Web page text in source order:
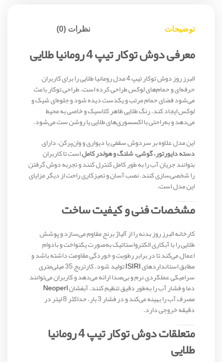
توضیحات نظرات (0)
معرفی دوش توکار تیپ 4 رومانیا طلایی
البرز روز دوش توکار تیپ 4 مدل رومانیا طلایی را برای کاربران
حرفه‌ای و حمام‌های لوکس طراحی کرده است. طراحی توکار باعث
می‌شود فضای حمام مرتب و یکدست دیده شود و جلوه‌ای شیک و
لوکس ایجاد کند. رنگ طلایی ظاهر کلاسیک و خاصی به محیط
می‌دهد و به‌راحتی با اکسسوری‌های طلایی یا روشن ست می‌شود.
این مدل علاوه بر سردوش سقفی یا دیواری و وان‌پرکن، دارای
دسته دایورتور، گوشی، شلنگ و هولدر کاملاست تا کاربران
بتوانند جریان آب را به طور کامل کنترل کنند و تجربه دوش گرفتن
را شخصی‌سازی کنند. نصب آسان و تمیزکاری راحت از دیگر مزایای
این مدل است.
مشخصات فنی و کیفیت ساخت
کارخانه البرز روز بدنه را از آلیاژ برنج مقاوم می‌سازد و پوشش
طلایی را با آبکاری الکترواستاتیک به‌صورت یکنواخت و بادوام
اعمال می‌کند تا در برابر رطوبت و خوردگی مقاومت داشته باشد و
مطابق استانداردهایISIRI تولید شود. کارتریج 35 میلی‌متری
سرامیکی عملکردی نرم و بی‌صدا ارائه می‌دهد و کاربران می‌توانند
دما و فشار آب را به‌طور دقیق تنظیم کنند. آبفشانNeoperl
مصرف آب را بهینه می‌کند و در فشار 3 بار، حداکثر 8 لیتر در
دقیقه خروجی دارد.
متعلقات دوش توکار تیپ 4 رومانیا
طلایی